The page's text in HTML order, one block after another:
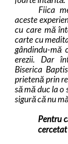
Fiica
aceste
cu care mă
carte cu
gândindu-mă
erezii. Dar
Biserica
prietenă prin
să mă duc la o
sigură că nu
Pentru